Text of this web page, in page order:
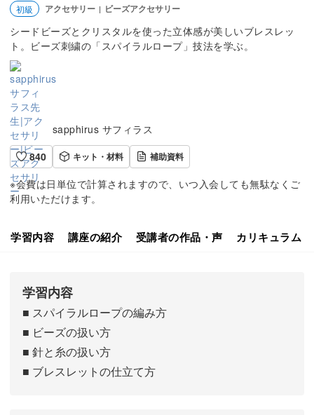
初級 アクセサリー | ビーズアクセサリー
シードビーズとクリスタルを使った立体感が美しいブレスレッ
ト。ビーズ刺繍の「スパイラルロープ」技法を学ぶ。
sapphirus サフィラス
840
キット・材料 補助資料
※会費は日単位で計算されますので、いつ入会しても無駄なくご
利用いただけます。
学習内容 講座の紹介 受講者の作品・声 カリキュラム
学習内容
■ スパイラルロープの編み方
■ ビーズの扱い方
■ 針と糸の扱い方
■ ブレスレットの仕立て方